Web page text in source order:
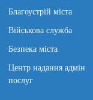
Благоустрій міста
Військова служба
Безпека міста
Центр надання адмін
послуг